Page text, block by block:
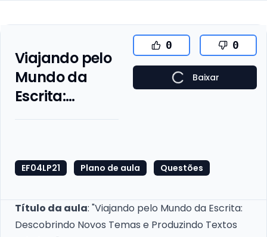
Viajando pelo
Mundo da
Escrita:
Textos
0 0
Baixar
EF04LP21 Plano de aula Questões
Título da aula: "Viajando pelo Mundo da Escrita:
Descobrindo Novos Temas e Produzindo Textos